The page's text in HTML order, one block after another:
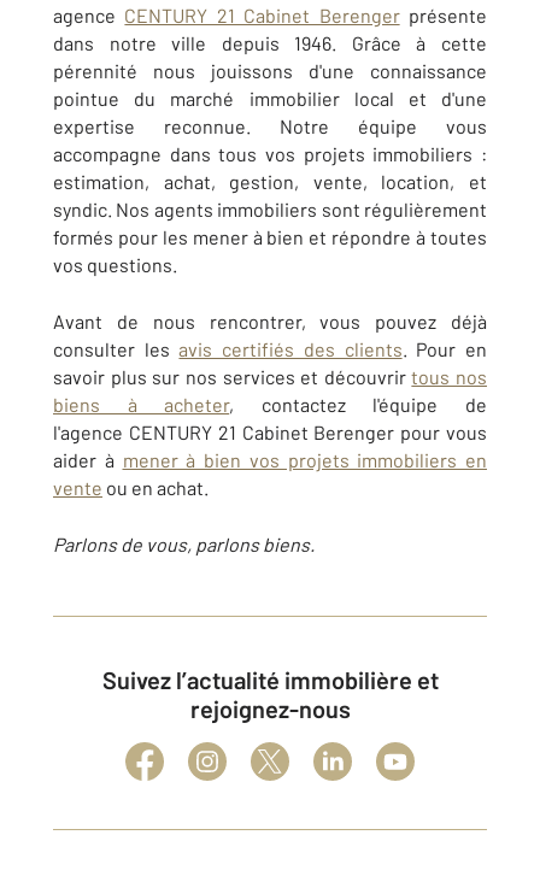
agence CENTURY 21 Cabinet Berengerprésente
dans notre ville depuis 1946. Grâce à cette
pérennité nous jouissons d'une connaissance
pointue du marché immobilier local et d'une
expertise reconnue. Notre équipe vous
accompagne dans tous vos projets immobiliers :
estimation, achat, gestion, vente, location, et
syndic. Nos agents immobiliers sont régulièrement
formés pour les mener à bien et répondre à toutes
vos questions.
Avant de nous rencontrer, vous pouvez déjà
consulter lesavis certifiés des clients. Pour en
savoir plus sur nos services et découvrirtous nos
biens à acheter, contactez l'équipe de
l'agence CENTURY 21 Cabinet Berenger pour vous
aider à mener à bien vos projets immobiliers en
vente ou en achat.
Parlons de vous, parlons biens.
Suivez l’actualité immobilière et
rejoignez-nous